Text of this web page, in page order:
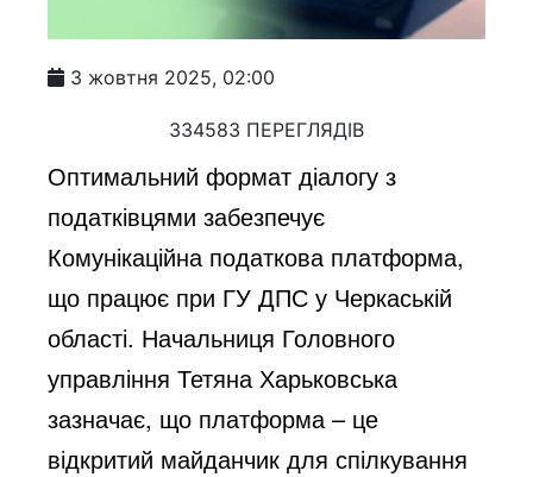
3 жовтня 2025, 02:00
334583 ПЕРЕГЛЯДІВ
Оптимальний формат діалогу з
податківцями забезпечує
Комунікаційна податкова платформа,
що працює при ГУ ДПС у Черкаській
області. Начальниця Головного
управління Тетяна Харьковська
зазначає, що платформа – це
відкритий майданчик для спілкування